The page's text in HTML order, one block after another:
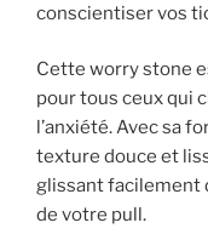
conscientiser vos
Cette worry stone
pour tous ceux qui
l’anxiété. Avec sa
texture douce et
glissant facilement
de votre pull.